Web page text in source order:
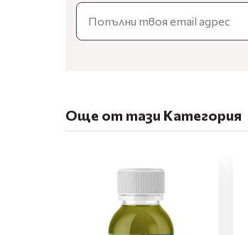
Email
Още от тази Категория